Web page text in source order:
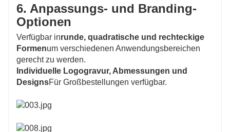
6. Anpassungs- und Branding-
Optionen
Verfügbar inrunde, quadratische und rechteckige
Formenum verschiedenen Anwendungsbereichen
gerecht zu werden.
Individuelle Logogravur, Abmessungen und
DesignsFür Großbestellungen verfügbar.